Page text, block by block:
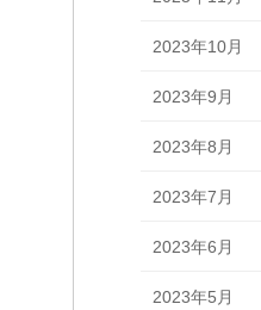
2023年10月
2023年9月
2023年8月
2023年7月
2023年6月
2023年5月